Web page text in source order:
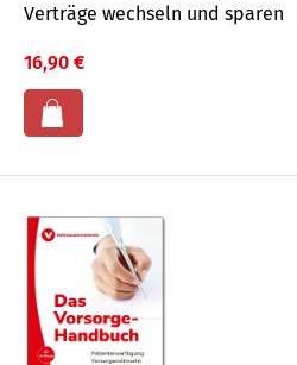
Verträge wechseln und sparen
16,90 €